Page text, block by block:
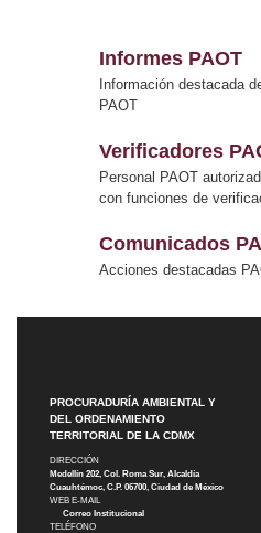
Informes PAOT
Información destacada
PAOT
Verificadores
Personal PAOT
con funciones de
Comunicados
Acciones destacadas
PROCURADURÍA AMBIENTAL Y
DEL ORDENAMIENTO
TERRITORIAL DE LA CDMX
DIRECCIÓN
Medellín 202, Col. Roma Sur, Alcaldía
Cuauhtémoc, C.P. 06700, Ciudad de México
WEB E-MAIL
Correo Institucional
TELÉFONO